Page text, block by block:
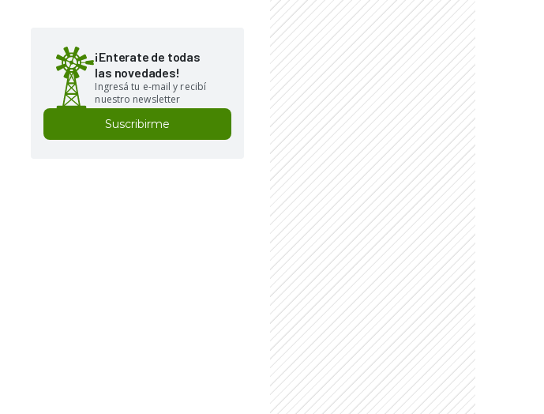
¡Enterate de todas
las novedades!
Ingresá tu e-mail y recibí
nuestro newsletter
Suscribirme